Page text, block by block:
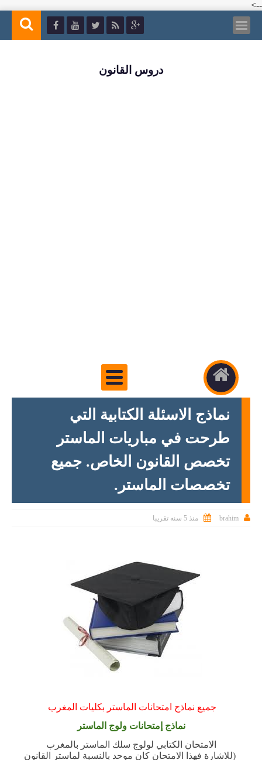
-->
دروس القانون
نماذج الاسئلة الكتابية التي
طرحت في مباريات الماستر
تخصص القانون الخاص. جميع
تخصصات الماستر.

brahim
 منذ 5 سنه تقريبا
جميع نماذج امتحانات الماستر بكليات المغرب
نماذج إمتحانات ولوج الماستر
الامتحان الكتابي لولوج سلك الماستر بالمغرب
(للاشارة فهذا الامتحان كان موحد بالنسبة لماستر القانون